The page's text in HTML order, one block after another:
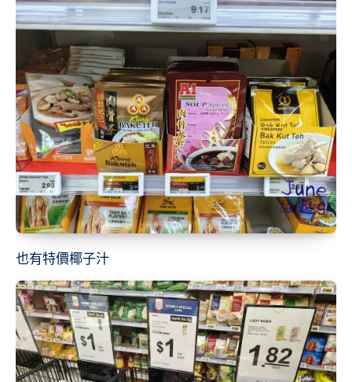
也有特價椰子汁